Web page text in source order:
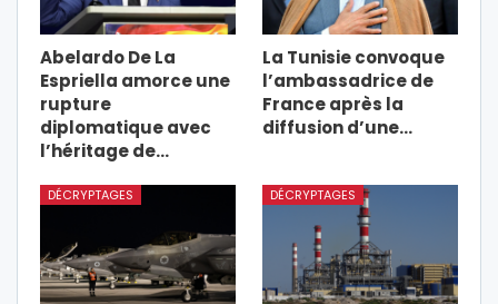
Abelardo De La
Espriella amorce une
rupture
diplomatique avec
l’héritage de…
La Tunisie convoque
l’ambassadrice de
France après la
diffusion d’une…
DÉCRYPTAGES DÉCRYPTAGES